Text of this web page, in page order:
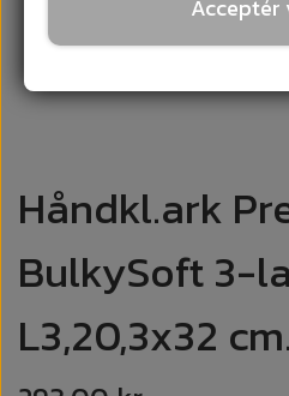
Håndkl.ark
BulkySoft 3-
L3,20,3x32 cm.
Acceptér